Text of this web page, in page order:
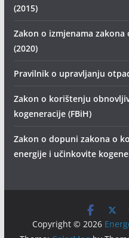
(2015)
Zakon o izmjenama zakona
(2020)
Pravilnik o upravljanju
Zakon o korištenju
kogeneracije (FBiH)
Zakon o dopuni zakona o
energije i učinkovite
Copyright © 2026